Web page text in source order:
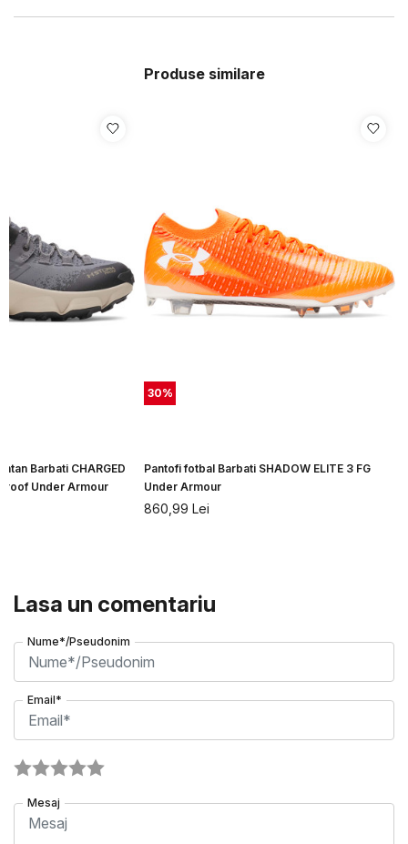
Produse similare
Barbati CHARGED
Under Armour
30%
Pantofi fotbal Barbati SHADOW ELITE 3 FG
Under Armour
860,99 Lei
Lasa un comentariu
Nume*/Pseudonim
Email*
Mesaj